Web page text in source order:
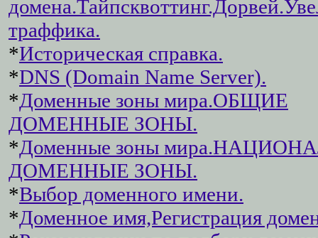
траффика.
*Историческая справка.
*DNS (Domain Name Server).
*Доменные зоны мира.ОБЩИЕ
ДОМЕННЫЕ ЗОНЫ.
*Доменные зоны
ДОМЕННЫЕ ЗОНЫ.
*Выбор доменного имени.
*Доменное имя,Регистрация